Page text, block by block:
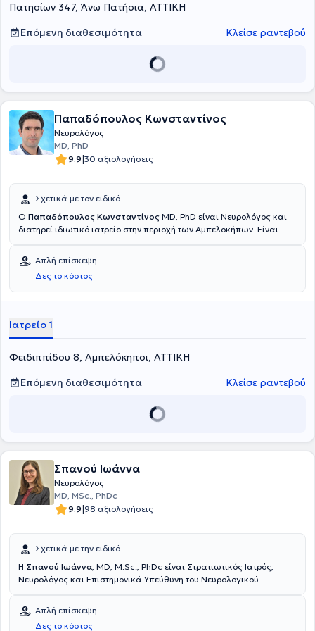
Πατησίων 347, Άνω Πατήσια, ΑΤΤΙΚΗ
Επόμενη διαθεσιμότητα
Κλείσε ραντεβού
Παπαδόπουλος Κωνσταντίνος
Νευρολόγος
MD, PhD
9.9|30 αξιολογήσεις
Σχετικά με τον ειδικό
Ο Παπαδόπουλος Κωνσταντίνος MD, PhD είναι Νευρολόγος και
διατηρεί ιδιωτικό ιατρείο στην περιοχή των Αμπελοκήπων. Είναι
Πανεπιστημίου Αθηνών και πτυχιούχος του ίδιου Πανεπιστημίου.
Έχει ειδικευθεί στη Νευρολογία στο Ελεύθερο Πανεπιστήμιο
Βρυξελλών (ULB) και στο Γενικό Νοσοκομείο Αθηνών "Γ.
Γεννηματάς". Παράλληλα, έχει μετεκπαιδευτεί στις Νευρομυϊκές
σήμερα ο γιατρός είναι Επιστημονικός Συνεργάτης στη Α'
Νευρολογική Κλινική του Πανεπιστημίου Αθηνών στο Αιγινήτειο
εξατομικευμένες στις ανάγκες εκάστοτε ασθενούς.
Απλή επίσκεψη
Δες το κόστος
Ιατρείο 1
Φειδιππίδου 8, Αμπελόκηποι, ΑΤΤΙΚΗ
Επόμενη διαθεσιμότητα
Κλείσε ραντεβού
Σπανού Ιωάννα
Νευρολόγος
MD, MSc., PhDc
9.9|98 αξιολογήσεις
Σχετικά με την ειδικό
Η Σπανού Ιωάννα, MD, M.Sc., PhDc είναι Στρατιωτικός Ιατρός,
Νευρολόγος και Επιστημονικά Υπεύθυνη του Νευρολογικού
Επιμελήτρια της Νευρολογικής Κλινικής του 251 Γενικού
Νοσοκομείου Αεροπορίας και Επιστημονική συνεργάτης του Ειδικού
Απλή επίσκεψη
Δες το κόστος